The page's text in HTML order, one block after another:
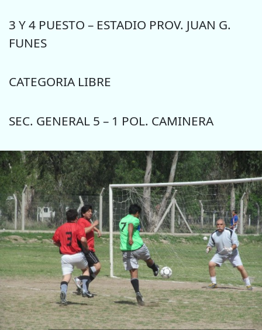
3 Y 4 PUESTO – ESTADIO PROV. JUAN G.
FUNES
CATEGORIA LIBRE
SEC. GENERAL 5 – 1 POL. CAMINERA